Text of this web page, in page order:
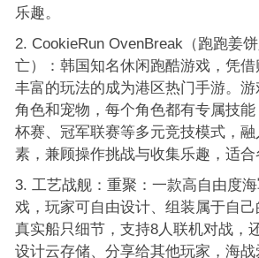
乐趣。
CookieRun OvenBreak（跑跑姜
亡）：韩国知名休闲跑酷游戏，凭借
丰富的玩法的成为港区热门手游。
角色和宠物，每个角色都有专属技
杯赛、冠军联赛等多元竞技模式，
素，兼顾操作挑战与收集乐趣，适合
工艺战舰：重聚：一款高自由度
戏，玩家可自由设计、组装属于自
真实船只细节，支持8人联机对战，
设计云存储、分享给其他玩家，海